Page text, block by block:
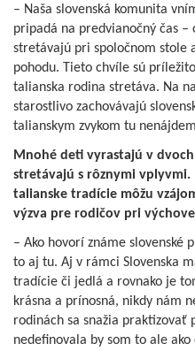
– Naša slovenská komunita
pripadá na predvianočný čas –
stretávajú pri spoločnom stole
pohodu. Tieto chvíle sú
talianska rodina stretáva. Na
starostlivo zachovávajú
talianskym zvykom tu
Mnohé deti vyrastajú v
stretávajú s rôznymi vplyvmi.
talianske tradície môžu
výzva pre rodičov pri
– Ako hovorí známe slovenské
to aj tu. Aj v rámci Slovenska
tradície či jedlá a rovnako je
krásna a prínosná, nikdy nám
rodinách sa snažia
nedefinovala by som to ale